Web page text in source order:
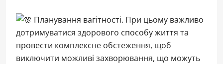
Планування вагітності. При цьому важливо
дотримуватися здорового способу життя та
провести комплексне обстеження, щоб
виключити можливі захворювання, що можуть